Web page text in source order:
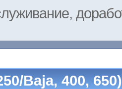
Baja, 400,